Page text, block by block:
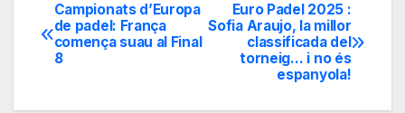
Navegación
de
Euro Padel 2025 :
Sofia Araujo, la millor
classificada del
torneig… i no és
espanyola!
Campionats d’Europa
de padel: França
comença suau al Final
8